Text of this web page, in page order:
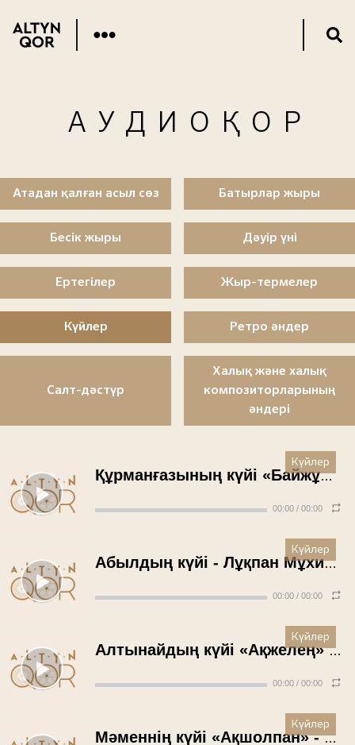
АУДИОҚОР
Атадан қалған асыл сөз Батырлар жыры
Бесік жыры Дәуір үні
Ертегілер Жыр-термелер
Күйлер Ретро әндер
Салт-дәстүр
Халық және халық
композиторларының
әндері
Құрманғазының күйі «Байжұма» - Оқап Қабиғожин (1937 жыл)
00:00 / 00:00
Күйлер
Абылдың күйі - Лұқпан Мұхитов (1950 жыл)
00:00 / 00:00
Күйлер
Алтынайдың күйі «Ақжелең» - Рүстембек Омаров (1950 жыл)
00:00 / 00:00
Күйлер
Мәменнің күйі «Ақшолпан» - Дина Нұрпейісова (1950 жыл)
Күйлер